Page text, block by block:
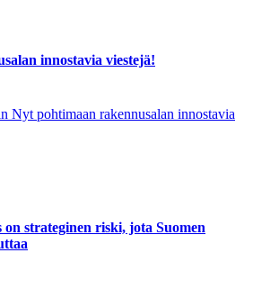
innostavia viestejä!
Nyt pohtimaan rakennusalan innostavia
strateginen riski, jota Suomen